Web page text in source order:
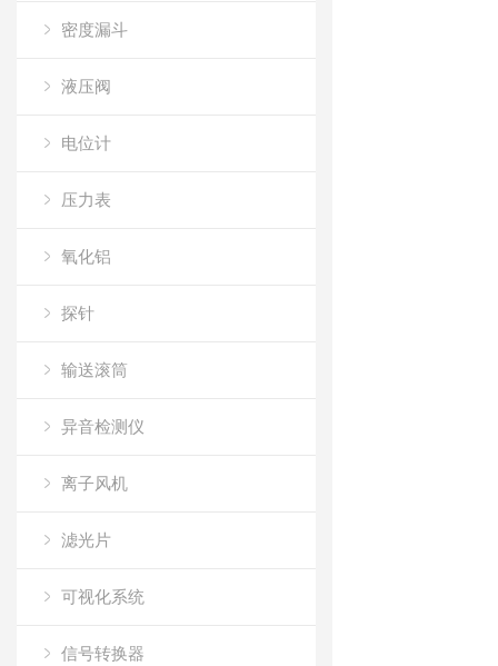
密度漏斗
液压阀
电位计
压力表
氧化铝
探针
输送滚筒
异音检测仪
离子风机
滤光片
可视化系统
信号转换器